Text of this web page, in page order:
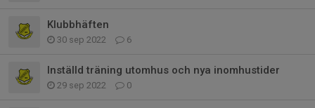
Klubbhäften
30 sep 2022 6
Inställd träning utomhus och nya inomhustider
29 sep 2022 0